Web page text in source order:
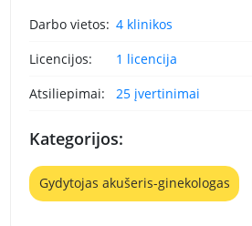
Darbo vietos: 4 klinikos
Licencijos:
1 licencija
Atsiliepimai:
25 įvertinimai
Kategorijos:
Gydytojas akušeris-ginekologas